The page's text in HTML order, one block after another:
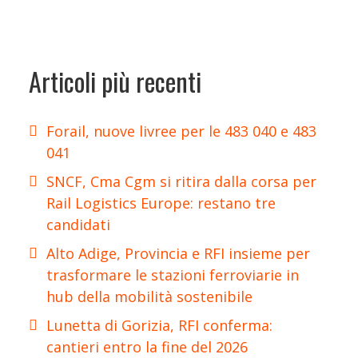
Articoli più recenti
Forail, nuove livree per le 483 040 e 483
041
SNCF, Cma Cgm si ritira dalla corsa per
Rail Logistics Europe: restano tre
candidati
Alto Adige, Provincia e RFI insieme per
trasformare le stazioni ferroviarie in
hub della mobilità sostenibile
Lunetta di Gorizia, RFI conferma:
cantieri entro la fine del 2026